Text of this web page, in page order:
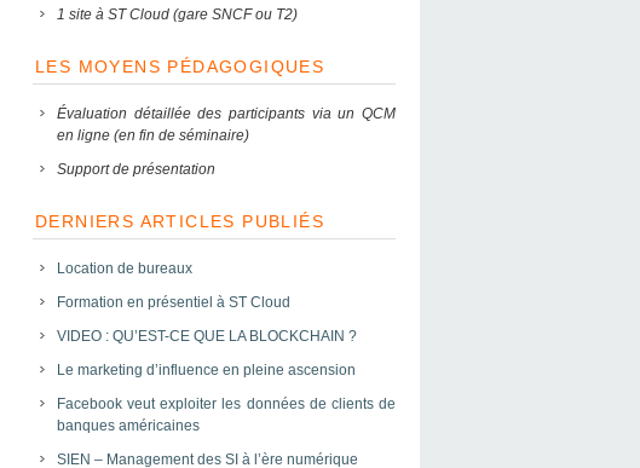
1 site à ST Cloud (gare SNCF ou T2)
LES MOYENS PÉDAGOGIQUES
Évaluation détaillée des participants via un QCM
en ligne (en fin de séminaire)
Support de présentation
DERNIERS ARTICLES PUBLIÉS
Location de bureaux
Formation en présentiel à ST Cloud
VIDEO : QU’EST-CE QUE LA BLOCKCHAIN ?
Le marketing d’influence en pleine ascension
Facebook veut exploiter les données de clients de
banques américaines
SIEN – Management des SI à l’ère numérique